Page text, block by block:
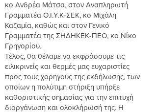
κο Ανδρέα Μάτσα, στον Αναπληρωτή
Γραμματέα Ο.Ι.Υ.Κ-ΣΕΚ, κο Μιχάλη
Καζαμία, καθώς και στον Γενικό
Γραμματέα της ΣΗΔΗΚΕΚ-ΠΕΟ, κο Νίκο
Γρηγορίου.
Τέλος, θα θέλαμε να εκφράσουμε τις
ειλικρινείς και θερμές μας ευχαριστίες
προς τους χορηγούς της εκδήλωσης, των
οποίων η πολύτιμη στήριξη υπήρξε
καθοριστικής σημασίας για την επιτυχή
διοργάνωση και ολοκλήρωσή της. Η